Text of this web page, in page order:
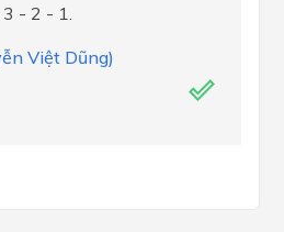
- 2 - 1.
Việt Dũng)